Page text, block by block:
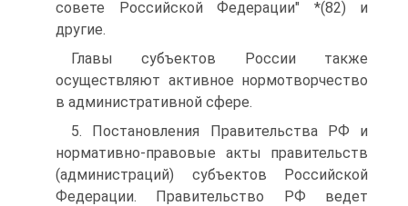
совете Российской Федерации" *(82) и
другие.
Главы субъектов России также
осуществляют активное нормотворчество
в административной сфере.
5. Постановления Правительства РФ и
нормативно-правовые акты правительств
(администраций) субъектов Российской
Федерации. Правительство РФ ведет